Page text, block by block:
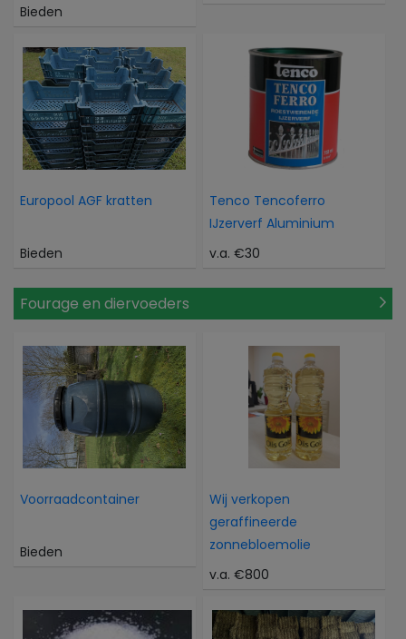
Bieden
Europool AGF kratten
Bieden
Tenco Tencoferro
IJzerverf Aluminium
v.a. €30
Fourage en diervoeders
Voorraadcontainer
Bieden
Wij verkopen
geraffineerde
zonnebloemolie
v.a. €800